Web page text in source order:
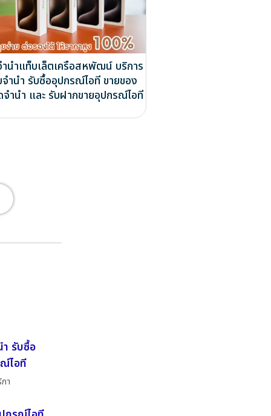
นำแท็บเล็ตเครือสหพัฒน์ บริการ
ำนำ รับซื้ออุปกรณ์ไอที ขายของ
ำนำ และ รับฝากขายอุปกรณ์ไอที
รับซื้อ
ไอที
า